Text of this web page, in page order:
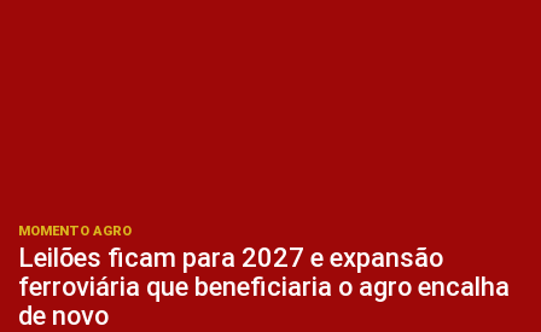
MOMENTO AGRO
Leilões ficam para 2027 e expansão
ferroviária que beneficiaria o agro encalha
de novo